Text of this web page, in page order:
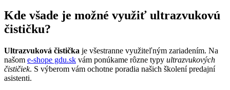
Kde všade je možné využiť ultrazvukovú
čističku?
Ultrazvuková čistička je všestranne využiteľným zariadením. Na
našom e-shope gdu.sk vám ponúkame rôzne typy ultrazvukových
čističiek. S výberom vám ochotne poradia našich školení predajní
asistenti.